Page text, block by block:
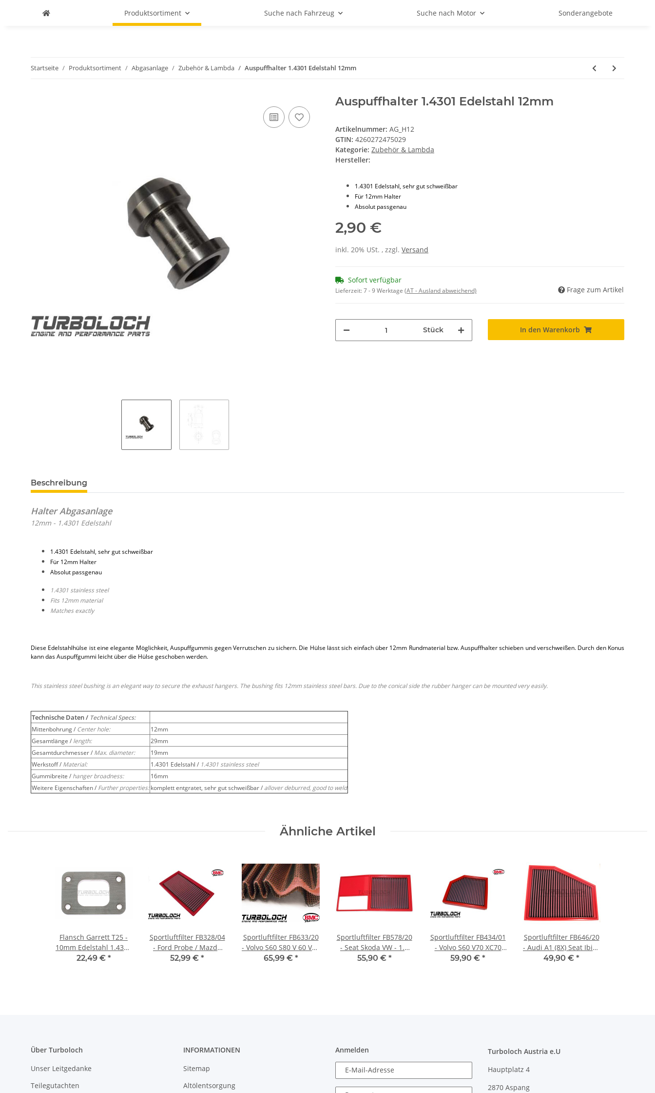
Produktsortiment Suche nach Fahrzeug Suche nach Motor Sonderangebote
Startseite Produktsortiment Abgasanlage Zubehör & Lambda Auspuffhalter 1.4301 Edelstahl 12mm
Auspuffhalter 1.4301 Edelstahl 12mm
Artikelnummer: AG_H12
GTIN: 4260272475029
Kategorie: Zubehör & Lambda
Hersteller:
1.4301 Edelstahl, sehr gut schweißbar
Für 12mm Halter
Absolut passgenau
2,90 €
inkl. 20% USt. , zzgl. Versand
Sofort verfügbar
Lieferzeit:7 - 9 Werktage (AT - Ausland abweichend) Frage zum Artikel
Stück In den Warenkorb
Beschreibung
Halter Abgasanlage
12mm - 1.4301 Edelstahl
1.4301 Edelstahl, sehr gut schweißbar
Für 12mm Halter
Absolut passgenau
1.4301 stainless steel
Fits 12mm material
Matches exactly
Diese Edelstahlhülse ist eine elegante Möglichkeit, Auspuffgummis gegen Verrutschen zu sichern. Die Hülse lässt sich einfach über 12mm Rundmaterial bzw. Auspuffhalter schieben und verschweißen. Durch den Konus
kann das Auspuffgummi leicht über die Hülse geschoben werden.
This stainless steel bushing is an elegant way to secure the exhaust hangers. The bushing fits 12mm stainless steel bars. Due to the conical side the rubber hanger can be mounted very easily.
Technische Daten / Technical Specs:
Mittenbohrung / Center hole:
12mm
Gesamtlänge / length:
29mm
Gesamtdurchmesser / Max. diameter:
19mm
Werkstoff / Material: 1.4301 Edelstahl / 1.4301 stainless steel
Gummibreite / hanger broadness:
16mm
Weitere Eigenschaften / Further properties: komplett entgratet, sehr gut schweißbar / allover deburred, good to weld
Ähnliche Artikel
Flansch Garrett T25 -
10mm Edelstahl 1.4301
- GT28 GTx28 (M8
22,49 € *
Sportluftfilter FB328/04
- Ford Probe / Mazda
MX-5 Miata 2 626
52,99 € *
Sportluftfilter FB633/20
- Volvo S60 S80 V 60 V70
XC60 XC70 XC90
65,99 € *
Sportluftfilter FB578/20
- Seat Skoda VW - 1.4
16V
55,90 € *
Sportluftfilter FB434/01
- Volvo S60 V70 XC70
XC90
59,90 € *
Sportluftfilter FB646/20
- Audi A1 (8X) Seat Ibiza
(6J) Polo (6R)
49,90 € *
Über Turboloch
Unser Leitgedanke
Teilegutachten
INFORMATIONEN
Sitemap
Altölentsorgung
Anmelden
E-Mail-Adresse
Turboloch Austria e.U
Hauptplatz 4
2870 Aspang